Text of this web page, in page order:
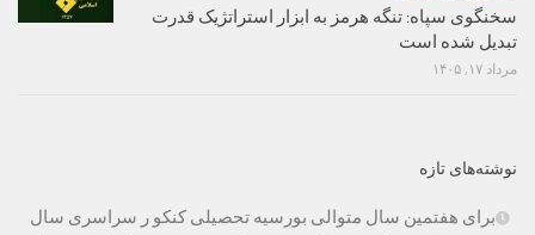
سخنگوی سپاه: تنگه هرمز به ابزار استراتژیک قدرت
تبدیل شده است
مرداد ۱۷, ۱۴۰۵
نوشته‌های تازه
برای هفتمین سال متوالی بورسیه تحصیلی کنکو ر سراسری سال